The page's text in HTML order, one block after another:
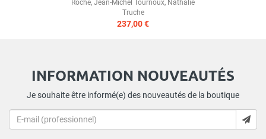
Roché, Jean-Michel Tournoux, Nathalie
Truche
237,00 €
INFORMATION NOUVEAUTÉS
Je souhaite être informé(e) des nouveautés de la boutique